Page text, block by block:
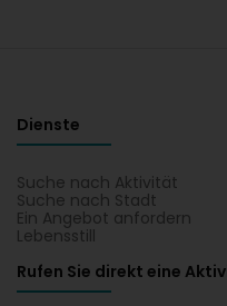
Dienste
Suche nach Aktivität
Suche nach Stadt
Ein Angebot anfordern
Lebensstill
Rufen Sie direkt eine